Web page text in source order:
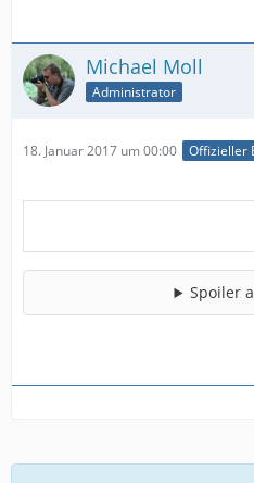
Michael Moll
Administrator
18. Januar 2017 um 00:00 Offizieller
Spoiler